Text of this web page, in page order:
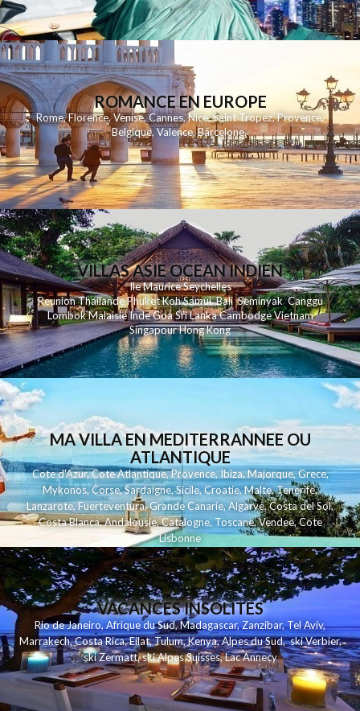
ROMANCE EN EUROPE
Rome,Florence,Venise,Cannes,Nice,Saint Tropez,Provence,
Belgique,Valence,Barcelone,
VILLAS ASIE OCEAN INDIEN
Ile MauriceSeychelles
ReunionThailandePhuketKohSamui Bali SeminyakCanggu
LombokMalaisieIndeGoaSri LankaCambodgeVietnam
SingapourHong Kong
MA VILLA EN MEDITERRANNEE OU
ATLANTIQUE
Cote d'Azur,Cote Atlantique,Provence,Ibiza,Majorque,Grece,
Mykonos,Corse,Sardaigne,Sicile,Croatie,Malte,Tenerife,
Lanzarote,Fuerteventura,Grande Canarie,Algarve,Costa del Sol,
Costa Blanca,Andalousie,Catalogne,Toscane,Vendee,Cote
Lisbonne
VACANCES INSOLITES
Rio de Janeiro,Afrique du Sud,Madagascar,Zanzibar,Tel Aviv,
Marrakech,Costa Rica,Eilat,Tulum,Kenya,Alpes du Sud,ski Verbier,
ski Zermatt,ski Alpes Suisses,Lac Annecy